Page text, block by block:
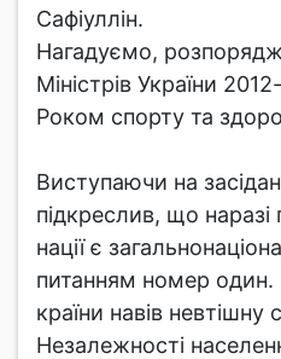
Сафіуллін.
Нагадуємо,
Міністрів України
Роком спорту та
Виступаючи на
підкреслив, що наразі
нації є
питанням номер один.
країни навів
Незалежності